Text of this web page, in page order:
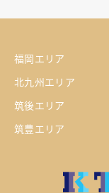
福岡エリア
北九州エリア
筑後エリア
筑豊エリア